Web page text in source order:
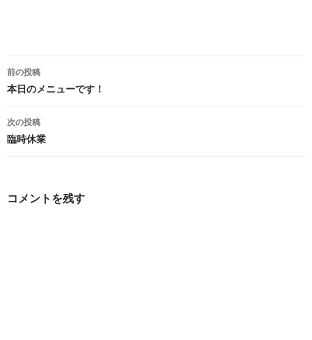
投
稿
ナ
ビ
前の投稿
本日のメニューです！
次の投稿
臨時休業
コメントを残す